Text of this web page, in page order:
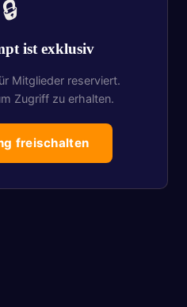
🔒
ist exklusiv
Mitglieder reserviert.
Zugriff zu erhalten.
freischalten